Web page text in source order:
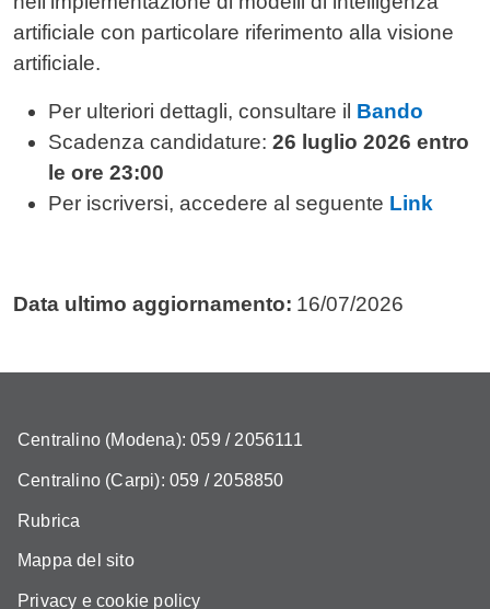
artificiale con particolare riferimento alla visione
artificiale.
Per ulteriori dettagli, consultare il Bando
Scadenza candidature: 26 luglio 2026 entro
le ore 23:00
Per iscriversi, accedere al seguente Link
Data ultimo aggiornamento: 16/07/2026
Centralino (Modena): 059 / 2056111
Centralino (Carpi): 059 / 2058850
Rubrica
Mappa del sito
Privacy e cookie policy